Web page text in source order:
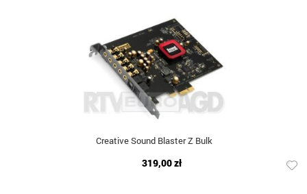
Creative Sound Blaster Z Bulk
319,00 zł